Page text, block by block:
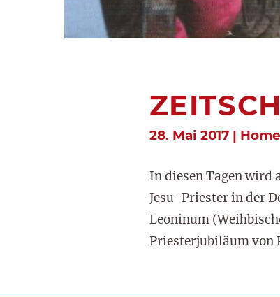
28. Mai 2017 |
In diesen Tagen wird
Jesu-Priester in der
Leoninum
Priesterjubiläum von